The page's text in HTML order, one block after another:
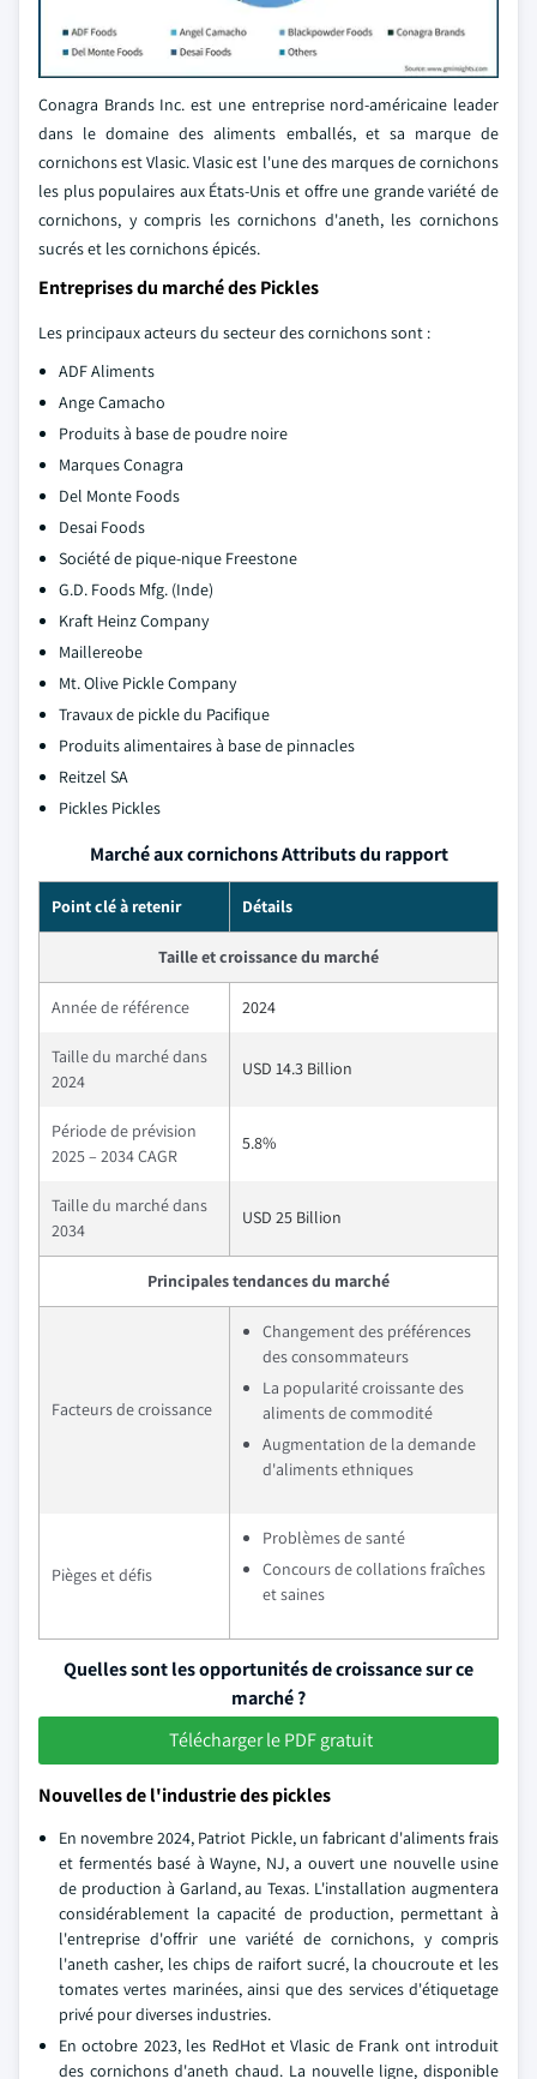
Conagra Brands Inc. est une entreprise nord-américaine leader
dans le domaine des aliments emballés, et sa marque de
cornichons est Vlasic. Vlasic est l'une des marques de cornichons
les plus populaires aux États-Unis et offre une grande variété de
cornichons, y compris les cornichons d'aneth, les cornichons
sucrés et les cornichons épicés.
Entreprises du marché des Pickles
Les principaux acteurs du secteur des cornichons sont :
ADF Aliments
Ange Camacho
Produits à base de poudre noire
Marques Conagra
Del Monte Foods
Desai Foods
Société de pique-nique Freestone
G.D. Foods Mfg. (Inde)
Kraft Heinz Company
Maillereobe
Mt. Olive Pickle Company
Travaux de pickle du Pacifique
Produits alimentaires à base de pinnacles
Reitzel SA
Pickles Pickles
Marché aux cornichons Attributs du rapport
Point clé à retenir Détails
Taille et croissance du marché
Année de référence 2024
Taille du marché dans
2024
USD 14.3 Billion
Période de prévision
2025 – 2034 CAGR
5.8%
Taille du marché dans
2034
USD 25 Billion
Principales tendances du marché
Facteurs de croissance
Changement des préférences
des consommateurs
La popularité croissante des
aliments de commodité
Augmentation de la demande
d'aliments ethniques
Pièges et défis
Problèmes de santé
Concours de collations fraîches
et saines
Quelles sont les opportunités de croissance sur ce
marché ?
Télécharger le PDF gratuit
Nouvelles de l'industrie des pickles
En novembre 2024, Patriot Pickle, un fabricant d'aliments frais
et fermentés basé à Wayne, NJ, a ouvert une nouvelle usine
de production à Garland, au Texas. L'installation augmentera
considérablement la capacité de production, permettant à
l'entreprise d'offrir une variété de cornichons, y compris
l'aneth casher, les chips de raifort sucré, la choucroute et les
tomates vertes marinées, ainsi que des services d'étiquetage
privé pour diverses industries.
En octobre 2023, les RedHot et Vlasic de Frank ont introduit
des cornichons d'aneth chaud. La nouvelle ligne, disponible